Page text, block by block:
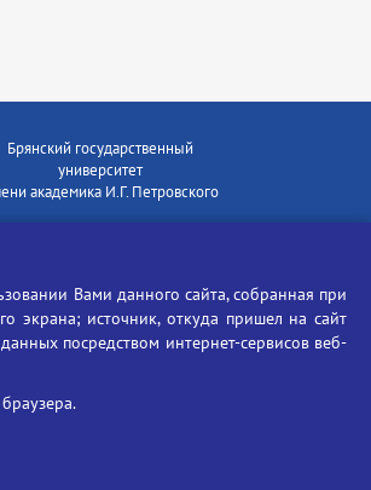
Брянский государственный
университет
академика И.Г. Петровского
Телефон: +7(4832)58-90-85
Вами данного сайта, собранная при
экрана; источник, откуда пришел на сайт
посредством интернет-сервисов веб-